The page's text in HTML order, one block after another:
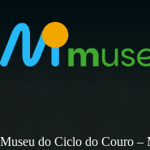
para
conteúdo
Museu do Ciclo do Couro –